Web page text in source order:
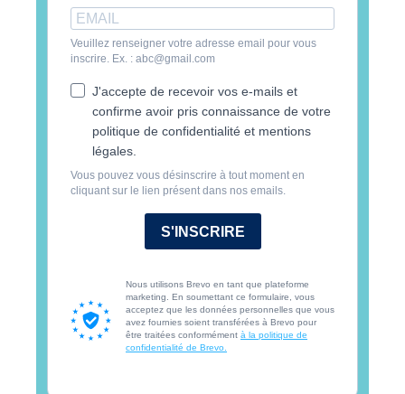
Veuillez renseigner votre adresse email pour vous
inscrire. Ex. : abc@gmail.com
J'accepte de recevoir vos e-mails et
confirme avoir pris connaissance de votre
politique de confidentialité et mentions
légales.
Vous pouvez vous désinscrire à tout moment en
cliquant sur le lien présent dans nos emails.
S'INSCRIRE
Nous utilisons Brevo en tant que plateforme
marketing. En soumettant ce formulaire, vous
acceptez que les données personnelles que vous
avez fournies soient transférées à Brevo pour
être traitées conformément à la politique de
confidentialité de Brevo.